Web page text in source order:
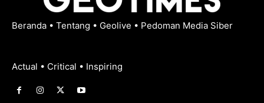
Beranda • Tentang • Geolive • Pedoman Media Siber
Actual • Critical • Inspiring